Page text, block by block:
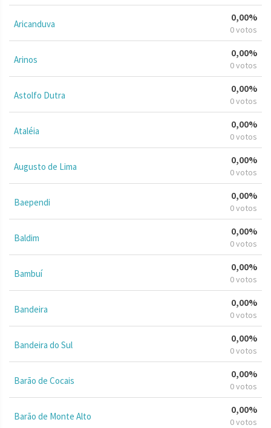
Aricanduva
0,00%
0 votos
Arinos
0,00%
0 votos
Astolfo Dutra
0,00%
0 votos
Ataléia
0,00%
0 votos
Augusto de Lima
0,00%
0 votos
Baependi
0,00%
0 votos
Baldim
0,00%
0 votos
Bambuí
0,00%
0 votos
Bandeira
0,00%
0 votos
Bandeira do Sul
0,00%
0 votos
Barão de Cocais
0,00%
0 votos
Barão de Monte Alto
0,00%
0 votos